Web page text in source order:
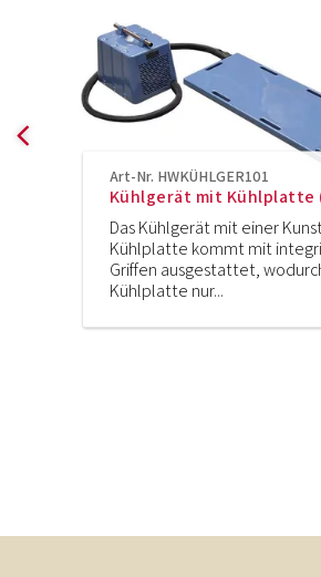
Art-Nr. HWKÜHLGER101
Kühlgerät mit Kühlplatte
Das Kühlgerät mit einer
Kühlplatte kommt mit
Griffen ausgestattet,
Kühlplatte nur...